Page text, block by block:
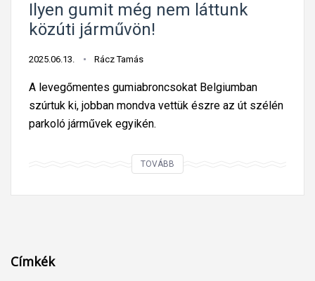
%
e
m
i
Ilyen gumit még nem láttunk
közúti járművön!
2025.06.13. Rácz Tamás
A levegőmentes gumiabroncsokat Belgiumban
szúrtuk ki, jobban mondva vettük észre az út szélén
parkoló járművek egyikén.
TOVÁBB
y
Címkék